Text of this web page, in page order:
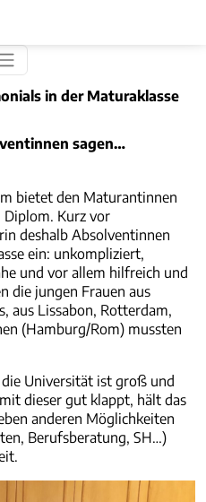
in der Maturaklasse
sagen…
bietet den Maturantinnen
Diplom. Kurz vor
deshalb Absolventinnen
ein: unkompliziert,
und vor allem hilfreich und
die jungen Frauen aus
aus Lissabon, Rotterdam,
(Hamburg/Rom) mussten
Universität ist groß und
dieser gut klappt, hält das
anderen Möglichkeiten
Berufsberatung, SH…)